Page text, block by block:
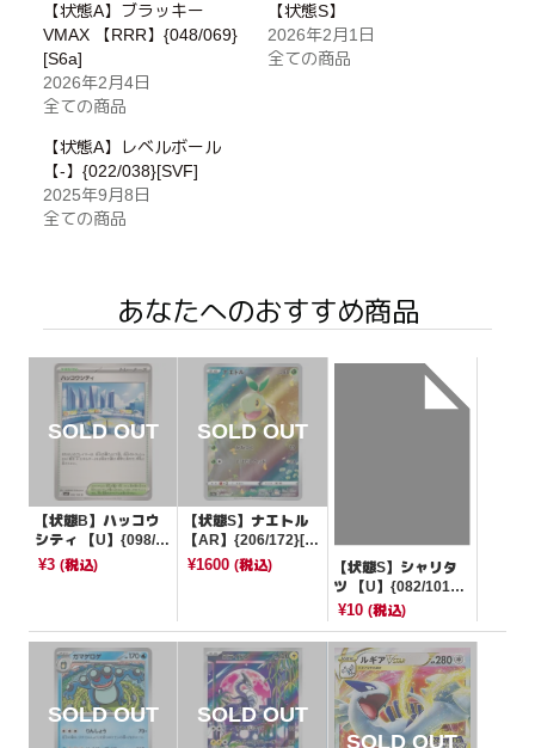
【状態A】ブラッキー
VMAX 【RRR】{048/069}
[S6a]
2026年2月4日
全ての商品
【状態S】
2026年2月1日
全ての商品
【状態A】レベルボール
【-】{022/038}[SVF]
2025年9月8日
全ての商品
あなたへのおすすめ商品
【状態B】ハッコウ
シティ 【U】{098/1
00}[SV9]
¥3 (税込)
【状態S】ナエトル
【AR】{206/172}[S
12a]
¥1600(税込)
【状態S】シャリタ
ツ 【U】{082/101}
[SV6]
¥10 (税込)